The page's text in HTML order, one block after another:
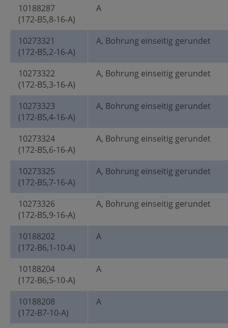
10188287
(172-B5,8-16-A)
A
10273321
(172-B5,2-16-A)
A, Bohrung einseitig gerundet
10273322
(172-B5,3-16-A)
A, Bohrung einseitig gerundet
10273323
(172-B5,4-16-A)
A, Bohrung einseitig gerundet
10273324
(172-B5,6-16-A)
A, Bohrung einseitig gerundet
10273325
(172-B5,7-16-A)
A, Bohrung einseitig gerundet
10273326
(172-B5,9-16-A)
A, Bohrung einseitig gerundet
10188202
(172-B6,1-10-A)
A
10188204
(172-B6,5-10-A)
A
10188208
(172-B7-10-A)
A